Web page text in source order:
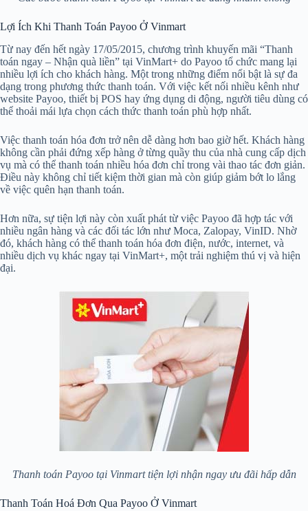
Lợi Ích Khi Thanh Toán Payoo Ở Vinmart
Từ nay đến hết ngày 17/05/2015, chương trình khuyến mãi “Thanh
toán ngay – Nhận quà liền” tại VinMart+ do Payoo tổ chức mang lại
nhiều lợi ích cho khách hàng. Một trong những điểm nổi bật là sự đa
dạng trong phương thức thanh toán. Với việc kết nối nhiều kênh như
website Payoo, thiết bị POS hay ứng dụng di động, người tiêu dùng có
thể thoải mái lựa chọn cách thức thanh toán phù hợp nhất.
Việc thanh toán hóa đơn trở nên dễ dàng hơn bao giờ hết. Khách hàng
không cần phải đứng xếp hàng ở từng quầy thu của nhà cung cấp dịch
vụ mà có thể thanh toán nhiều hóa đơn chỉ trong vài thao tác đơn giản.
Điều này không chỉ tiết kiệm thời gian mà còn giúp giảm bớt lo lắng
về việc quên hạn thanh toán.
Hơn nữa, sự tiện lợi này còn xuất phát từ việc Payoo đã hợp tác với
nhiều ngân hàng và các đối tác lớn như Moca, Zalopay, VinID. Nhờ
đó, khách hàng có thể thanh toán hóa đơn điện, nước, internet, và
nhiều dịch vụ khác ngay tại VinMart+, một trải nghiệm thú vị và hiện
đại.
Thanh toán Payoo tại Vinmart tiện lợi nhận ngay ưu đãi hấp dẫn
Thanh Toán Hoá Đơn Qua Payoo Ở Vinmart